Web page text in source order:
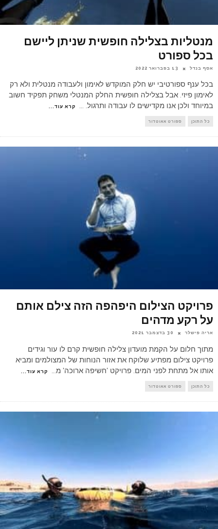
מנטליות בצלילה חופשית שניתן ליישם
בכל ספורט
אסף בנדל 13 בפברואר 2022
בכל ענף ספורטיבי יש חלק המוקדש לאימון ולעבודה מנטלית ולא רק
לאימון פיזי. אבל בצלילה חופשית החלק המנטלי משחק תפקיד חשוב
במיוחד ולכן אנו מקדישים לו עבודה ותרגול. ... קרא עוד...
כל התוכן ספורט אאוטדור
פרויקט הצילום היפהפה הזה צילם אותם
על רקע מדהים
אריה פישלר 30 בדצמבר 2021
מתוך חלום על הקמת מועדון צלילה חופשית קרם לו עור וגידים
פרויקט צילום מפתיע שלוקח את אזור הנוחות של המצולמים ומביא
אותו אל מתחת לפני המים. פרויקט 'חשיפה ארוכה' מ
קרא עוד...
כל התוכן ספורט אאוטדור